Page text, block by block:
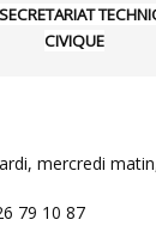
CIVIQUE
mercredi
79 10 87